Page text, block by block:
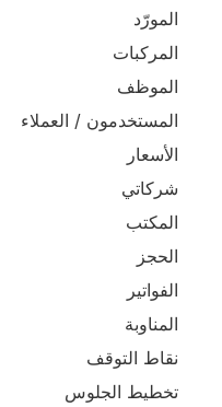
المورّد
المركبات
الموظف
المستخدمون / العملاء
الأسعار
شركاتي
المكتب
الحجز
الفواتير
المناوبة
نقاط التوقف
تخطيط الجلوس